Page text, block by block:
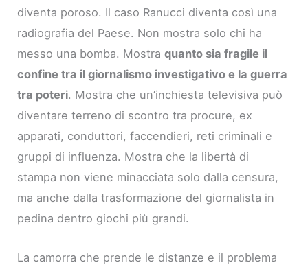
diventa poroso. Il caso Ranucci diventa così una
radiografia del Paese. Non mostra solo chi ha
messo una bomba. Mostraquanto sia fragile il
confine tra il giornalismo investigativo e la guerra
tra poteri. Mostra che un’inchiesta televisiva può
diventare terreno di scontro tra procure, ex
apparati, conduttori, faccendieri, reti criminali e
gruppi di influenza. Mostra che la libertà di
stampa non viene minacciata solo dalla censura,
ma anche dalla trasformazione del giornalista in
pedina dentro giochi più grandi.
La camorra che prende le distanze e il problema